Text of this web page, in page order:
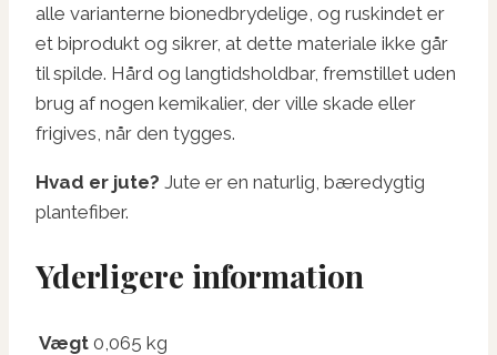
alle varianterne bionedbrydelige, og ruskindet er
et biprodukt og sikrer, at dette materiale ikke går
til spilde. Hård og langtidsholdbar, fremstillet uden
brug af nogen kemikalier, der ville skade eller
frigives, når den tygges.
Hvad er jute? Jute er en naturlig, bæredygtig
plantefiber.
Yderligere information
Vægt 0,065 kg